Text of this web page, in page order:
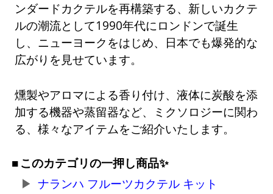
ンダードカクテルを再構築する、新しいカクテ
ルの潮流として1990年代にロンドンで誕生
し、ニューヨークをはじめ、日本でも爆発的な
広がりを見せています。
燻製やアロマによる香り付け、液体に炭酸を添
加する機器や蒸留器など、ミクソロジーに関わ
る、様々なアイテムをご紹介いたします。
このカテゴリの一押し商品✨
ナランハ フルーツカクテル キット